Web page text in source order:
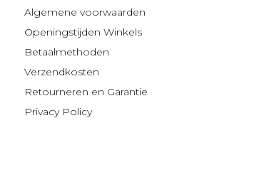
Algemene voorwaarden
Openingstijden Winkels
Betaalmethoden
Verzendkosten
Retourneren en Garantie
Privacy Policy